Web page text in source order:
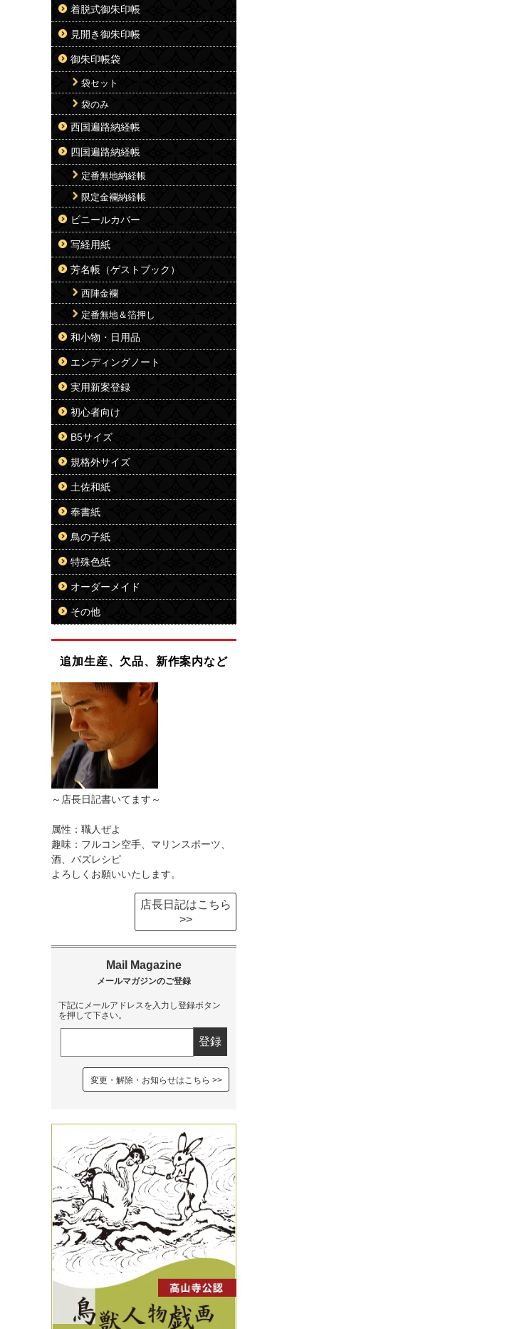
着脱式御朱印帳
見開き御朱印帳
御朱印帳袋
袋セット
袋のみ
西国遍路納経帳
四国遍路納経帳
定番無地納経帳
限定金襴納経帳
ビニールカバー
写経用紙
芳名帳（ゲストブック）
西陣金襴
定番無地＆箔押し
和小物・日用品
エンディングノート
実用新案登録
初心者向け
B5サイズ
規格外サイズ
土佐和紙
奉書紙
鳥の子紙
特殊色紙
オーダーメイド
その他
追加生産、欠品、新作案内など
～店長日記書いてます～
属性：職人ぜよ
趣味：フルコン空手、マリンスポーツ、
酒、バズレシピ
よろしくお願いいたします。
店長日記はこちら
>>
下記にメールアドレスを入力し登録ボタン
を押して下さい。
変更・解除・お知らせはこちら